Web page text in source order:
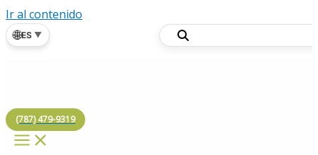
Ir al contenido
🌐ES ▼
(787) 479-9319